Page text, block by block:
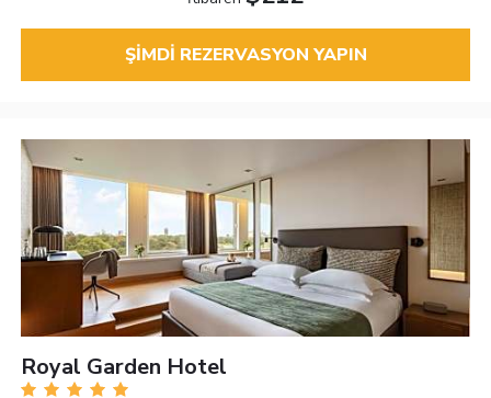
ŞIMDI REZERVASYON YAPIN
Royal Garden Hotel